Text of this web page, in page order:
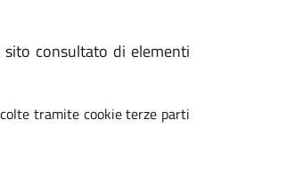
consultato di elementi
tramite cookie terze parti